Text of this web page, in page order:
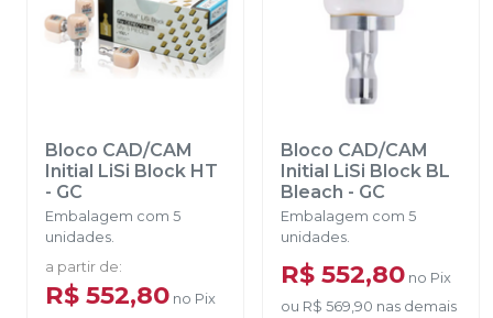
Bloco CAD/CAM
Initial LiSi Block HT
- GC
Embalagem com 5
unidades.
a partir de:
R$ 552,80 no Pix
Bloco CAD/CAM
Initial LiSi Block BL
Bleach - GC
Embalagem com 5
unidades.
R$ 552,80 no Pix
ou R$ 569,90 nas demais